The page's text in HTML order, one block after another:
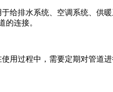
给排水系统、空调系统、供
的连接。
用过程中，需要定期对管道